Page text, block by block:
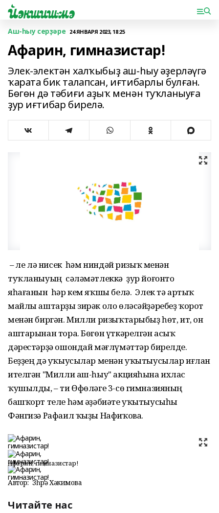
Аш-һыу серҙәре 24 ЯНВАРЯ 2023, 18:25
Афарин, гимназистар!
Элек-электән халҡыбыҙ аш-һыу әҙерләүгә
ҡарата бик талапсан, иғтибарлы булған.
Бөгөн дә тәбиғи аҙыҡ менән туҡланыуға
ҙур иғтибар бирелә.
– Әле лә нисек һәм ниндәй ризыҡ менән
туҡланыуың сәләмәтлеккә ҙур йоғонто
яһағанын һәр кем яҡшы белә. Элек тә артыҡ
майлы аштарҙы зирәк оло өләсәйҙәребеҙ ҡорот
менән биргән. Милли ризыҡтарыбыҙ һөт, ит, он
аштарынан тора. Бөгөн үткәрелгән асыҡ
дәрестәрҙә ошондай мәғлүмәттәр бирелде.
Беҙҙең дә уҡыусылар менән уҡытыусылар иғлан
ителгән "Милли аш-һыу" акцияһына ихлас
ҡушылды, – ти Өфөләге 3-сө гимназияның
башҡорт теле һәм әҙәбиәте уҡытыусыһы
Фәнгизә Рафаил ҡыҙы Нафиҡова.
Афарин, гимназистар!
Автор: Зөһрә Хәкимова
Читайте нас